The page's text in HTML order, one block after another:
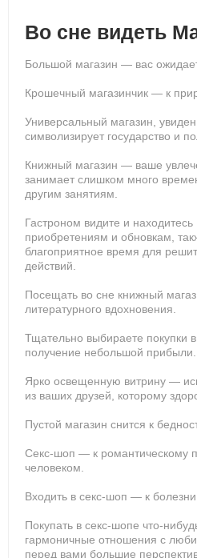
Во сне видеть
Большой магазин — вас
Крошечный магазинчик — к
Универсальный магазин,
символизирует государство и
Книжный магазин — ваше
занимает слишком много
другим занятиям.
Гастроном видите и
приобретениям и обновкам,
благоприятное время для
действий.
Посещать во сне книжный
литературного вдохновения.
Тщательно выбираете покупки
получение небольшой прибыли.
Ярко освещенную витрину —
из ваших друзей, которому
Пустой магазин снится к
Секс-шоп — к романтическому
человеком.
Входить в секс-шоп — к
Покупать в секс-шопе что-
гармоничные отношения с
перед вами большие